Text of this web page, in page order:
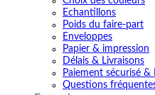
Echantillons
Poids du faire-part
Enveloppes
Papier & impression
Délais & Livraisons
Paiement sécurisé &
Questions